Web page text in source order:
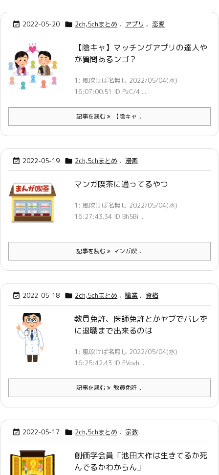
 2022-05-20  2ch,5chまとめ , アプリ , 恋愛
【陰キャ】マッチングアプリの達人や
が質問あるンゴ？
1: 風吹けば名無し 2022/05/04(水)
16:07:00.51 ID:PzC/4 ...
記事を読む 【陰キャ ...
 2022-05-19  2ch,5chまとめ , 漫画
マンガ喫茶に通ってるやつ
1: 風吹けば名無し 2022/05/04(水)
16:27:43.34 ID:Bh5Bi ...
記事を読む マンガ喫 ...
 2022-05-18  2ch,5chまとめ , 職業 , 資格
教員免許、医師免許とかヤブでバレず
に退職まで出来るのは
1: 風吹けば名無し 2022/05/04(水)
16:25:42.43 ID:EVovh ...
記事を読む 教員免許 ...
 2022-05-17  2ch,5chまとめ , 宗教
創価学会員「池田大作は生きてるか死
んでるかわからん」